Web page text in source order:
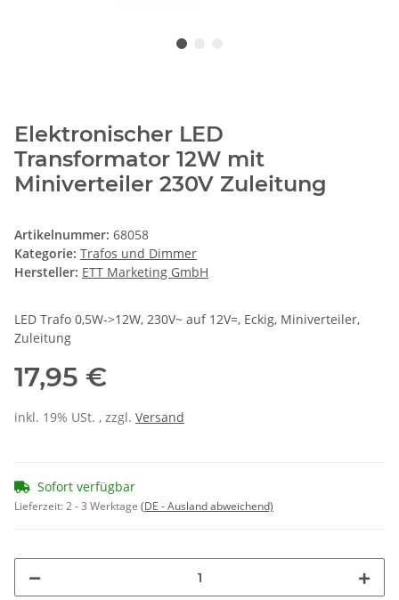
Elektronischer LED
Transformator 12W mit
Miniverteiler 230V Zuleitung
Artikelnummer: 68058
Kategorie: Trafos und Dimmer
Hersteller: ETT Marketing GmbH
LED Trafo 0,5W->12W, 230V~ auf 12V=, Eckig, Miniverteiler,
Zuleitung
17,95 €
inkl. 19% USt. , zzgl. Versand
Sofort verfügbar
Lieferzeit:2 - 3 Werktage (DE - Ausland abweichend)